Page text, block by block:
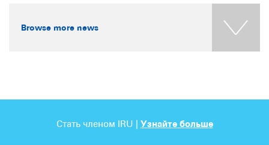
Browse more news
Стать членом IRU | Узнайте больше